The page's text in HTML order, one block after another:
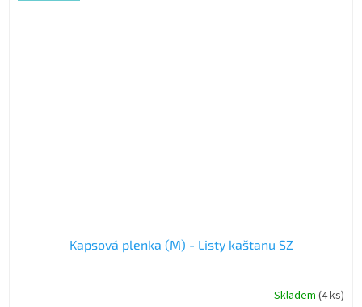
Kapsová plenka (M) - Listy kaštanu SZ
Skladem (4 ks)